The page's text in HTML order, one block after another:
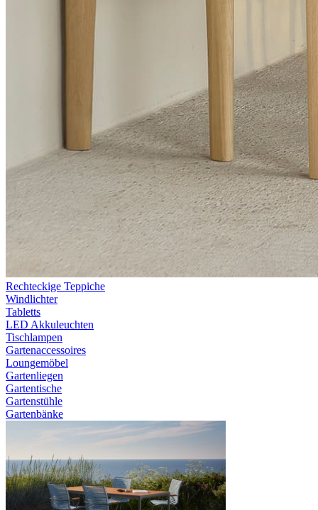
Rechteckige Teppiche
Windlichter
Tabletts
LED Akkuleuchten
Tischlampen
Gartenaccessoires
Loungemöbel
Gartenliegen
Gartentische
Gartenstühle
Gartenbänke